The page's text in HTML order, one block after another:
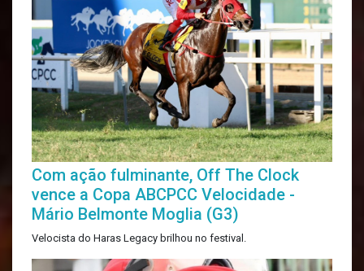
Com ação fulminante, Off The Clock
vence a Copa ABCPCC Velocidade -
Mário Belmonte Moglia (G3)
Velocista do Haras Legacy brilhou no festival.